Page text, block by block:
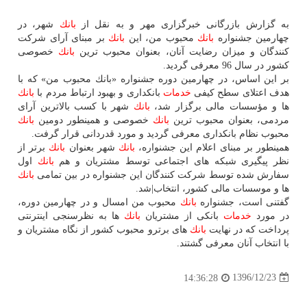
به گزارش بازرگانی خبرگزاری مهر و به نقل از بانك شهر، در
چهارمین جشنواره بانك محبوب من، این بانك بر مبنای آرای شركت
كنندگان و میزان رضایت آنان، بعنوان محبوب ترین بانك خصوصی
كشور در سال 96 معرفی گردید.
بر این اساس، در چهارمین دوره جشنواره «بانك محبوب من» كه با
هدف اعتلای سطح كیفی خدمات بانكداری و بهبود ارتباط مردم با بانك
ها و مؤسسات مالی برگزار شد، بانك شهر با كسب بالاترین آرای
مردمی، بعنوان محبوب ترین بانك خصوصی و همینطور دومین بانك
محبوب نظام بانكداری معرفی گردید و مورد قدردانی قرار گرفت.
همینطور بر مبنای اعلام این جشنواره، بانك شهر بعنوان بانك برتر از
نظر پیگیری شبكه های اجتماعی توسط مشتریان و هم بانك اول
سفارش شده توسط شركت كنندگان این جشنواره در بین تمامی بانك
ها و موسسات مالی كشور، انتخاب|شد.
گفتنی است، جشنواره بانك محبوب من امسال و در چهارمین دوره،
در مورد خدمات بانكی از مشتریان بانك ها به نظرسنجی اینترنتی
پرداخت كه در نهایت بانك های برترو محبوب كشور از نگاه مشتریان و
با انتخاب آنان معرفی گشتند.
1396/12/23
14:36:28